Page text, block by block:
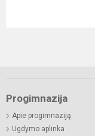
Progimnazija
Apie progimnaziją
Ugdymo aplinka